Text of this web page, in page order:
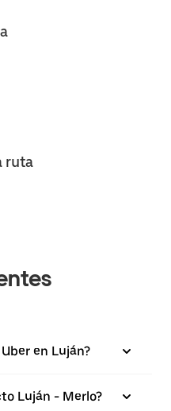
ruta
en Luján?
Luján - Merlo?